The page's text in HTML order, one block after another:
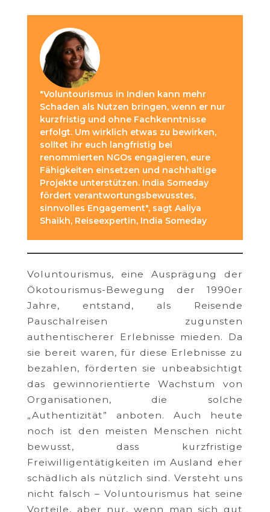
"Voluntourismus in Indien kann mehr
Schaden als Nutzen bringen, wenn er nur
kurzfristig und ohne Fachkenntnisse
erfolgt. Um wirklich etwas zu bewirken,
solltet ihr euch langfristig bei
renommierten NGOs engagieren, eure
Fähigkeiten einsetzen und nachhaltige
Projekte unterstützen. India Someday
fördert verantwortungsbewusstes,
sinnvolles Engagement", sagt Aaliya
Shaikh, Reiseexpertin, India Someday
Voluntourismus, eine Ausprägung der
Ökotourismus-Bewegung der 1990er
Jahre, entstand, als Reisende
Pauschalreisen zugunsten
authentischerer Erlebnisse mieden. Da
sie bereit waren, für diese Erlebnisse zu
bezahlen, förderten sie unbeabsichtigt
das gewinnorientierte Wachstum von
Organisationen, die solche
„Authentizität” anboten. Auch heute
noch ist den meisten Menschen nicht
bewusst, dass kurzfristige
Freiwilligentätigkeiten im Ausland eher
schädlich als nützlich sind. Versteht uns
nicht falsch – Voluntourismus hat seine
Vorteile, aber nur, wenn man sich gut